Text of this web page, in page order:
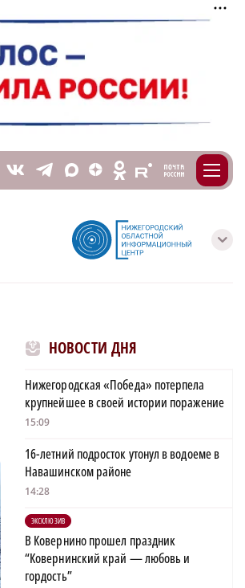
V T X Z O E m
с
НОВОСТИ ДНЯ
Нижегородская «Победа» потерпела
крупнейшее в своей истории поражение
15:09
16-летний подросток утонул в водоеме в
Навашинском районе
14:28
ЭКСКЛЮЗИВ
В Ковернино прошел праздник
“Ковернинский край — любовь и
гордость”